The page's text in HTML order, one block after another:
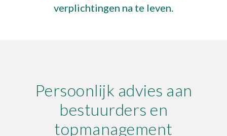
verplichtingen na te leven.
Persoonlijk advies aan
bestuurders en
topmanagement